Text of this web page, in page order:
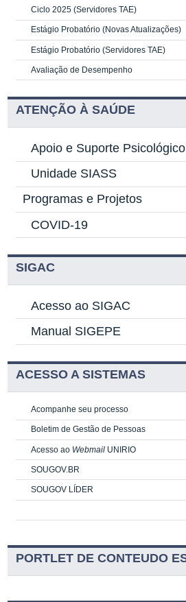
Ciclo 2025 (Servidores TAE)
Estágio Probatório (Novas Atualizações)
Estágio Probatório (Servidores TAE)
Avaliação de Desempenho
ATENÇÃO À SAÚDE
Apoio e Suporte
Unidade SIASS
Programas e Projetos
COVID-19
SIGAC
Acesso ao SIGAC
Manual SIGEPE
ACESSO A SISTEMAS
Acompanhe seu processo
Boletim de Gestão de Pessoas
Acesso ao Webmail UNIRIO
SOUGOV.BR
SOUGOV LÍDER
PORTLET DE CONTEUDO